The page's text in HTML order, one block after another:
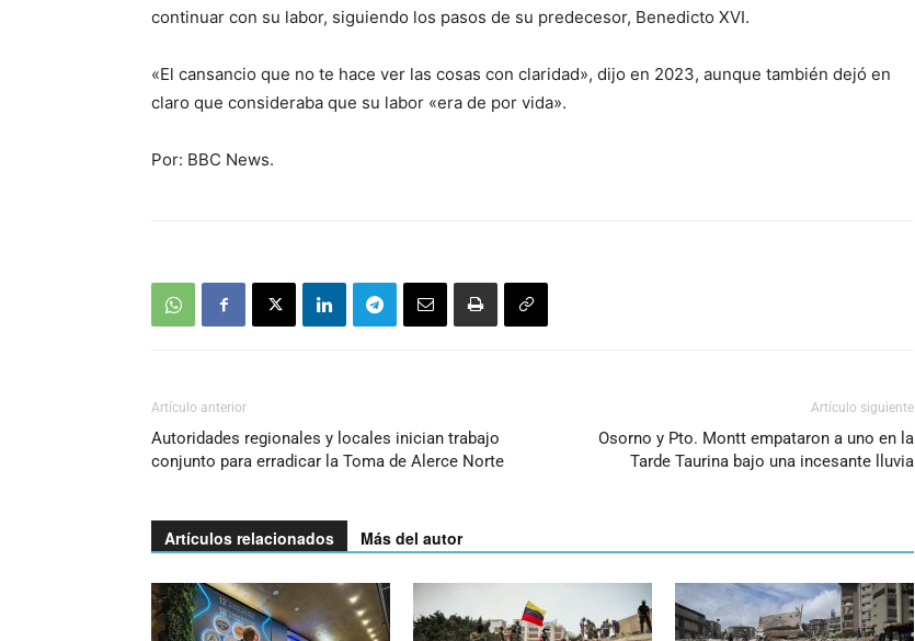
continuar con su labor, siguiendo los pasos de su predecesor, Benedicto XVI.
«El cansancio que no te hace ver las cosas con claridad», dijo en 2023, aunque también dejó en
claro que consideraba que su labor «era de por vida».
Por: BBC News.
Artículo anterior
Autoridades regionales y locales inician trabajo
conjunto para erradicar la Toma de Alerce Norte
Artículo siguiente
Osorno y Pto. Montt empataron a uno en la
Tarde Taurina bajo una incesante lluvia
Artículos relacionados Más del autor